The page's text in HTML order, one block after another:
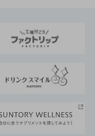
リティ経営